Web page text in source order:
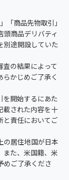
「商品先物取引」
商品デリバティ
別途開設していた
査の結果によって
かじめご了承く
を開始するにあた
載された内容を十
と責任においてご
の居住地国が日本
また、米国籍、米
めご了承くださ